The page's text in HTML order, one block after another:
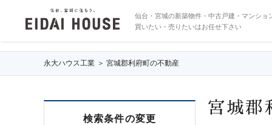
仙台・宮城の新築物件・中古戸建・マンショ
買いたい・売りたいはお任せ下さい
永大ハウス工業 宮城郡利府町の不動産
検索条件の変更
宮城郡